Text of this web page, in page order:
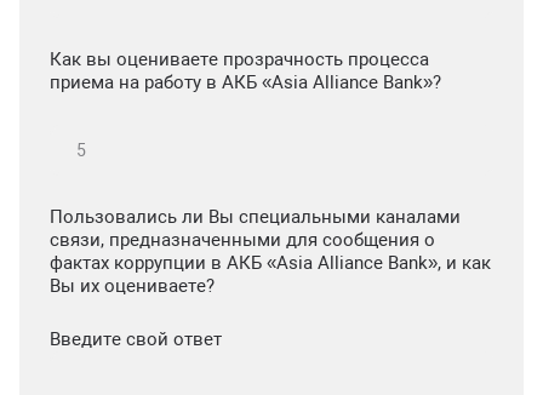
Как вы оцениваете прозрачность процесса
приема на работу в АКБ «Asia Alliance Bank»?
Пользовались ли Вы специальными каналами
связи, предназначенными для сообщения о
фактах коррупции в АКБ «Asia Alliance Bank», и как
Вы их оцениваете?
Введите свой ответ